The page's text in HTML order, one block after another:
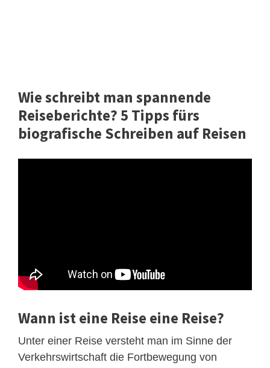
Wie schreibt man spannende
Reiseberichte? 5 Tipps fürs
biografische Schreiben auf Reisen
Wann ist eine Reise eine Reise?
Unter einer Reise versteht man im Sinne der
Verkehrswirtschaft die Fortbewegung von